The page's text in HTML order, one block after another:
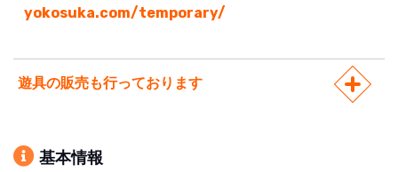
yokosuka.com/temporary/
遊具の販売も行っております
基本情報